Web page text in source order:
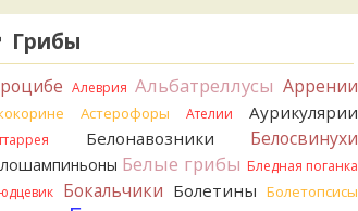
Serj_Sf
Сегодня такого маленького я и порезал,
и пожевал, но горечи не почувствовал.
лизнула - ей горький, как таблетка. Детям
не горький. То что это именно горчак сомнений
Но вот такие индивидуальные вкусовые
конечно, выкинули.
назад
Verona
Говорушка булавоногая могла бы
Грибы
Алеврия Альбатреллусы Аррении
Астерофоры Ателии Аурикулярии
Белонавозники Белосвинухи
Белые грибы Бледная поганка
Бокальчики Болетины Болетопсисы